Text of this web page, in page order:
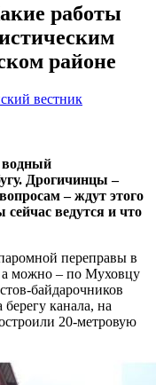
работы
районе
вестник
водный
Дрогичинцы –
– ждут этого
ведутся и что
переправы в
можно – по Муховцу
байдарочников
канала, на
20-метровую